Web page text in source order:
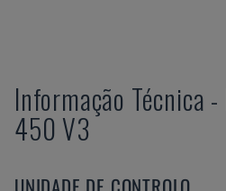
Informação Técnica -
450 V3